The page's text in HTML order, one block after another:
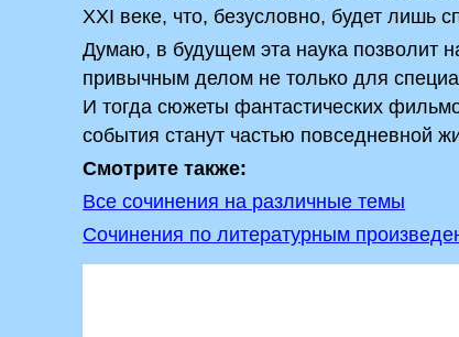
XXI веке, что, безусловно, будет лишь
Думаю, в будущем эта наука позволит
привычным делом не только для
И тогда сюжеты фантастических
события станут частью повседневной
Смотрите также:
Все сочинения на различные темы
Сочинения по литературным